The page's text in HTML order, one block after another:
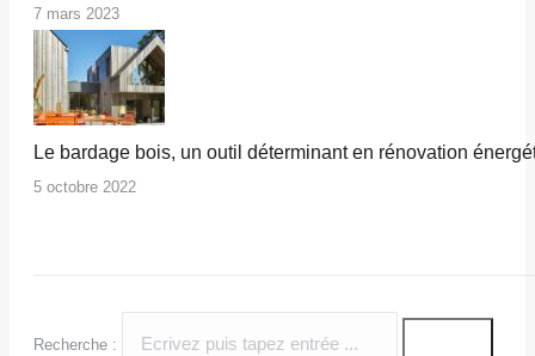
7 mars 2023
Le bardage bois, un outil déterminant en rénovation
5 octobre 2022
Recherche :